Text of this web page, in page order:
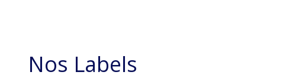
Nos Labels